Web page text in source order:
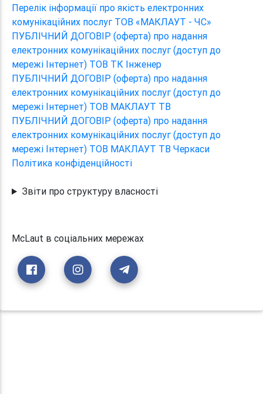
Перелік інформації про якість електронних
комунікаційних послуг ТОВ «МАКЛАУТ - ЧС»
ПУБЛІЧНИЙ ДОГОВІР (оферта) про надання
електронних комунікаційних послуг (доступ до
мережі Інтернет) ТОВ ТК Інженер
ПУБЛІЧНИЙ ДОГОВІР (оферта) про надання
електронних комунікаційних послуг (доступ до
мережі Інтернет) ТОВ МАКЛАУТ ТВ
ПУБЛІЧНИЙ ДОГОВІР (оферта) про надання
електронних комунікаційних послуг (доступ до
мережі Інтернет) ТОВ МАКЛАУТ ТВ Черкаси
Політика конфіденційності
Звіти про структуру власності
McLaut в соціальних мережах